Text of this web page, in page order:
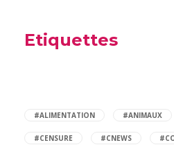
Etiquettes
#ALIMENTATION #ANIMAUX
#CENSURE #CNEWS